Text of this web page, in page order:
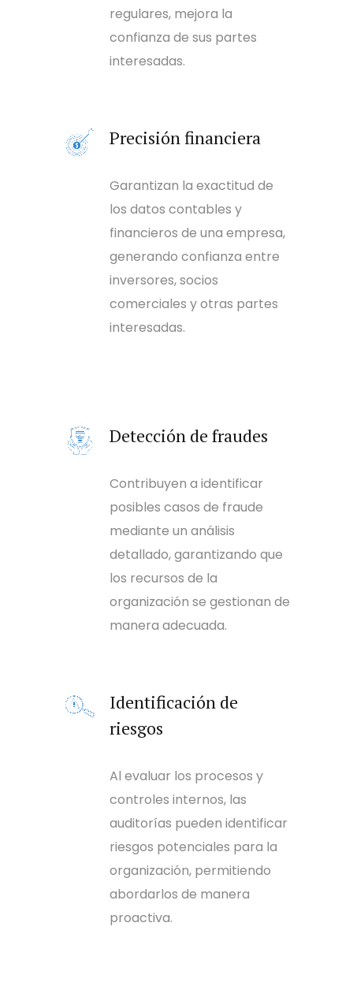
regulares, mejora la
confianza de sus partes
interesadas.
Precisión financiera
Garantizan la exactitud de
los datos contables y
financieros de una empresa,
generando confianza entre
inversores, socios
comerciales y otras partes
interesadas.
Detección de fraudes
Contribuyen a identificar
posibles casos de fraude
mediante un análisis
detallado, garantizando que
los recursos de la
organización se gestionan de
manera adecuada.
Identificación de
riesgos
Al evaluar los procesos y
controles internos, las
auditorías pueden identificar
riesgos potenciales para la
organización, permitiendo
abordarlos de manera
proactiva.